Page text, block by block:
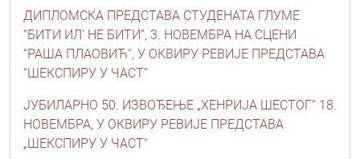
ДИПЛОМСКА ПРЕДСТАВА СТУДЕНАТА ГЛУМЕ
“БИТИ ИЛ' НЕ БИТИ”, 3. НОВЕМБРА НА СЦЕНИ
“РАША ПЛАОВИЋ“, У ОКВИРУ РЕВИЈЕ ПРЕДСТАВА
“ШЕКСПИРУ У ЧАСТ”
ЈУБИЛАРНО 50. ИЗВОЂЕЊЕ „ХЕНРИЈА ШЕСТОГ“ 18.
НОВЕМБРА, У ОКВИРУ РЕВИЈЕ ПРЕДСТАВА
„ШЕКСПИРУ У ЧАСТ“